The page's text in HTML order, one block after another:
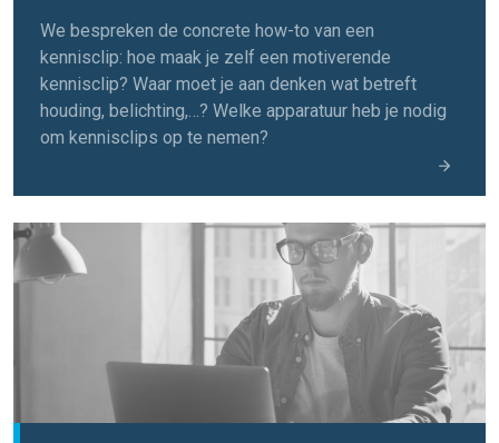
We bespreken de concrete how-to van een
kennisclip: hoe maak je zelf een motiverende
kennisclip? Waar moet je aan denken wat betreft
houding, belichting,…? Welke apparatuur heb je nodig
om kennisclips op te nemen?